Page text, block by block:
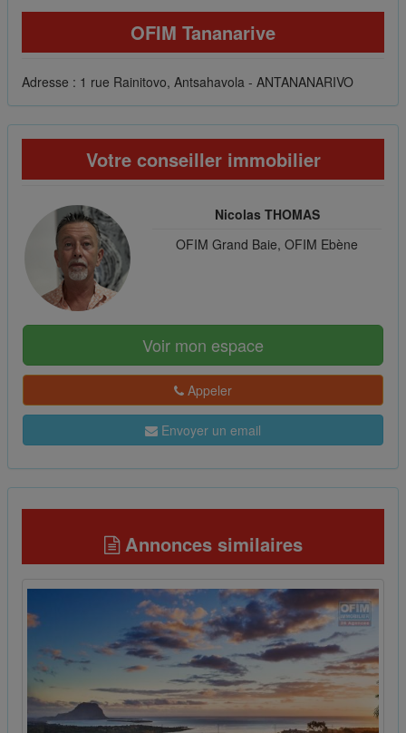
OFIM Tananarive
Adresse : 1 rue Rainitovo, Antsahavola - ANTANANARIVO
Votre conseiller immobilier
Nicolas THOMAS
OFIM Grand Baie, OFIM Ebène
Voir mon espace
Appeler
Envoyer un email
Annonces similaires